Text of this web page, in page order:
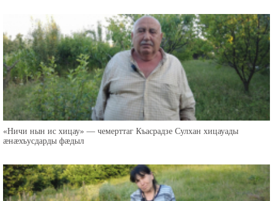
«Ничи нын ис хицау» — чемерттаг Къасрадзе Сулхан хицауады
æнæхъусдарды фæдыл